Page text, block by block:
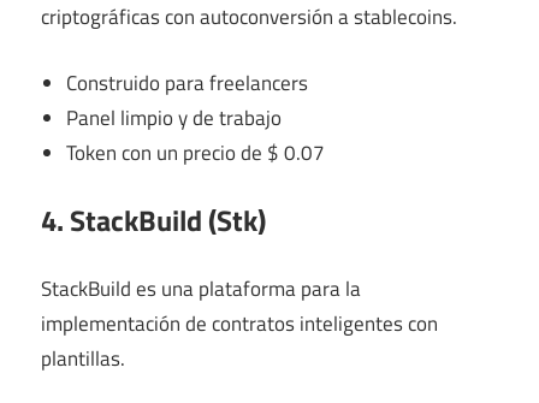
criptográficas con autoconversión a stablecoins.
Construido para freelancers
Panel limpio y de trabajo
Token con un precio de $ 0.07
4. StackBuild (Stk)
StackBuild es una plataforma para la
implementación de contratos inteligentes con
plantillas.